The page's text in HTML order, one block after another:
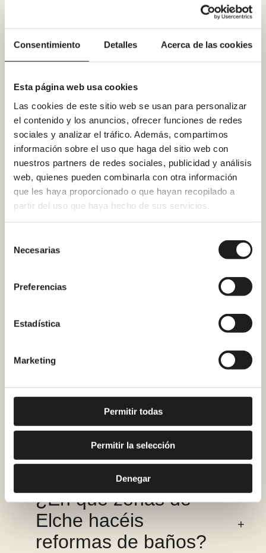
Consentimiento Detalles Acerca de las cookies
Esta página web usa cookies
Las cookies de este sitio web se usan para personalizar
el contenido y los anuncios, ofrecer funciones de redes
sociales y analizar el tráfico. Además, compartimos
información sobre el uso que haga del sitio web con
nuestros partners de redes sociales, publicidad y análisis
web, quienes pueden combinarla con otra información
que les haya proporcionado o que hayan recopilado a
partir del uso que haya hecho de sus servicios.
Necesarias
Preferencias
Estadística
Marketing
Permitir todas
Permitir la selección
Denegar
muchos escombros,
polvo o molestias en
casa?
¿Puedo financiar mi
reforma de baño en
Elche?
antigua y os
encargáis del
¿Qué garantía tiene
una reforma realizada
por Renoveduch en
Elche?
¿En qué zonas de
Elche hacéis
reformas de baños?